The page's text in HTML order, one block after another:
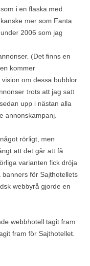
i en flaska med
mer som Fanta
2006 som jag
(Det finns en
kommer
om dessa bubblor
trots att jag satt
upp i nästan alla
annonskampanj.
rörligt, men
att det går att få
varianten fick dröja
för Sajthotellets
webbyrå gjorde en
webbhotell tagit fram
fram för Sajthotellet.